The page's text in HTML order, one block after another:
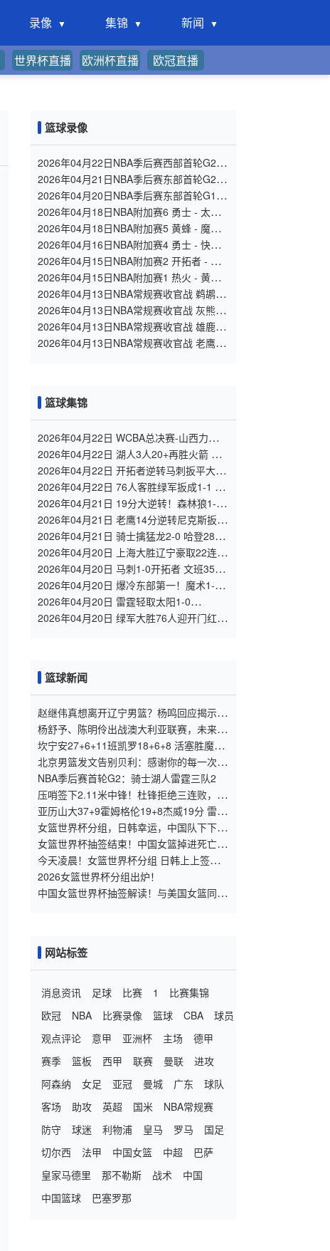
录像 集锦 新闻
世界杯直播 欧洲杯直播 欧冠直播
篮球录像
2026年04月22日NBA季后赛西部首轮G2 火
箭 - 湖人 全场录像
2026年04月21日NBA季后赛东部首轮G2 猛
龙 - 骑士 全场录像
2026年04月20日NBA季后赛东部首轮G1 魔
术 - 活塞 全场录像
2026年04月18日NBA附加赛6 勇士 - 太阳
全场录像
2026年04月18日NBA附加赛5 黄蜂 - 魔术
全场录像
2026年04月16日NBA附加赛4 勇士 - 快船
全场录像
2026年04月15日NBA附加赛2 开拓者 - 太
阳 全场录像
2026年04月15日NBA附加赛1 热火 - 黄蜂
全场录像
2026年04月13日NBA常规赛收官战 鹈鹕 -
森林狼 全场录像
2026年04月13日NBA常规赛收官战 灰熊 -
火箭 全场录像
2026年04月13日NBA常规赛收官战 雄鹿 -
76人 全场录像
2026年04月13日NBA常规赛收官战 老鹰 -
篮球集锦
2026年04月22日 WCBA总决赛-山西力克四
川拖入抢5 布朗轰34分 坎贝奇伤退
2026年04月22日 湖人3人20+再胜火箭 老
詹28+8+7 斯玛特25+7 杜兰特复出9失误
2026年04月22日 开拓者逆转马刺扳平大比
分 亨德森31分 文班脑震荡伤退
2026年04月22日 76人客胜绿军扳成1-1 埃
奇库姆30+10 杰伦36+7 塔图姆19+14+9
2026年04月21日 19分大逆转！森林狼1-1
掘金 华子30+10 约基奇穆雷末节12中2
2026年04月21日 老鹰14分逆转尼克斯扳平
大比分 麦科勒姆32+6 库明加19分
2026年04月21日 骑士擒猛龙2-0 哈登28分
米切尔30+7 莫布里13中11 莺歌15中3
2026年04月20日 上海大胜辽宁豪取22连
胜！弗格32+7 李添荣18分 莱迪24+13
2026年04月20日 马刺1-0开拓者 文班35分
队史纪录 杨瀚森登场 阿夫迪亚30+10
2026年04月20日 爆冷东部第一！魔术1-0
领先活塞！班凯罗23+9 CC空砍39分
2026年04月20日 雷霆轻取太阳1-0
SGA25+7&17罚15中 杰威22+7+6 布克23
2026年04月20日 绿军大胜76人迎开门红
篮球新闻
赵继伟真想离开辽宁男篮？杨鸣回应揭示现
实答案
杨舒予、陈明伶出战澳大利亚联赛，未来女
篮新星的国际化之路
坎宁安27+6+11班凯罗18+6+8 活塞胜魔术
总分扳成1
北京男篮发文告别贝利：感谢你的每一次拼
搏与坚守
NBA季后赛首轮G2：骑士湖人雷霆三队2
压哨签下2.11米中锋！杜锋拒绝三连败，徐
杰的“好事”终于来了
亚历山大37+9霍姆格伦19+8杰威19分 雷霆
胜太阳总分2
女篮世界杯分组，日韩幸运，中国队下下
签，宫鲁鸣备战思路惹争议
女篮世界杯抽签结束！中国女篮掉进死亡小
组，晋级8强都够呛
今天凌晨！女篮世界杯分组 日韩上上签，
中国女篮下下签与美国同组
2026女篮世界杯分组出炉！
中国女篮世界杯抽签解读！与美国女篮同组
网站标签
消息资讯 足球 比赛 1
比赛集锦
欧冠
NBA 比赛录像 篮球 CBA
球员
观点评论
意甲 亚洲杯 主场
德甲
赛季
篮板 西甲 联赛 曼联
进攻
阿森纳
女足 亚冠 曼城 广东
球队
客场
助攻 英超 国米
NBA常规赛
防守
球迷 利物浦 皇马 罗马
国足
切尔西
法甲 中国女篮 中超
巴萨
皇家马德里
那不勒斯 战术
中国
中国篮球
巴塞罗那